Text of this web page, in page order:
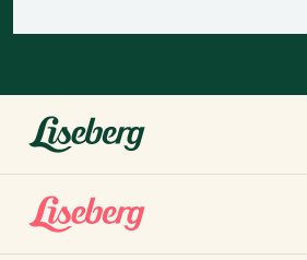
liseberg.se
Om Liseberg